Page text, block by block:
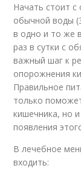
Начать стоит
обычной воды
в одно и то же
раз в сутки с
важный шаг к
опорожнения
Правильное
только
кишечника, но
появления
В лечебное
входить: